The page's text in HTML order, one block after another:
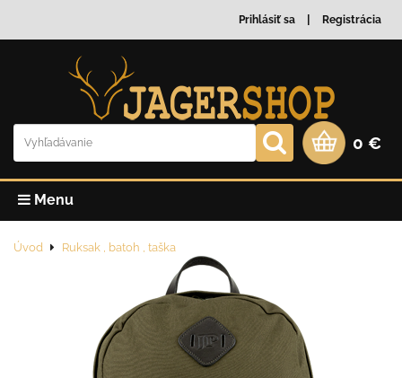
Prihlásiť sa Registrácia
0 €
Menu
Úvod Ruksak , batoh , taška